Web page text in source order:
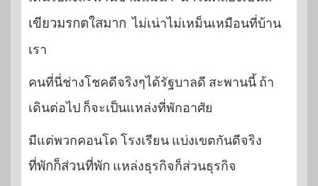
เขียวมรกตใสมาก ไม่เน่าไม่เหม็นเหมือนที่บ้าน
เรา
คนที่นี่ช่างโชคดีจริงๆได้รัฐบาลดี สะพานนี้ ถ้า
เดินต่อไป ก็จะเป็นแหล่งที่พักอาศัย
มีแต่พวกคอนโด โรงเรียน แบ่งเขตกันดีจริง
ที่พักก็ส่วนที่พัก แหล่งธุรกิจก็ส่วนธุรกิจ